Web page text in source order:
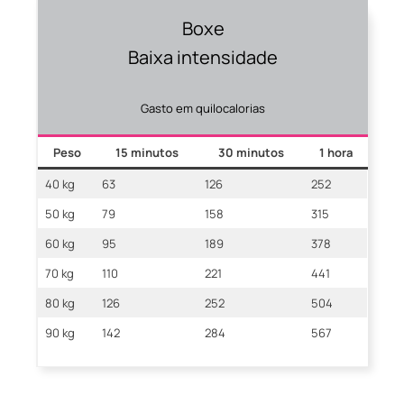
Boxe
Baixa intensidade
Gasto em quilocalorias
Peso 15 minutos 30 minutos
1 hora
40 kg
63 126
252
50 kg
79 158
315
60 kg
95 189
378
70 kg
110 221
441
80 kg
126 252
504
90 kg
142 284 567